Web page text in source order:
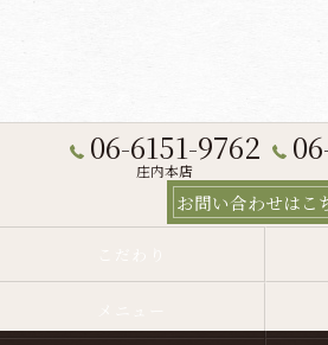
06-6151-9762
庄内本店
お問い合わせはこ